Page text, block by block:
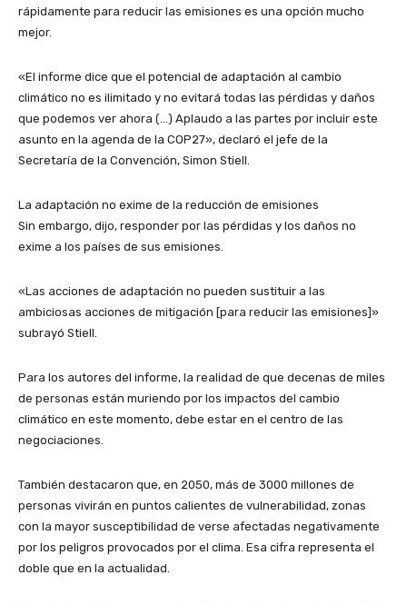
rápidamente para reducir las emisiones es una opción mucho
mejor.
«El informe dice que el potencial de adaptación al cambio
climático no es ilimitado y no evitará todas las pérdidas y daños
que podemos ver ahora (…) Aplaudo a las partes por incluir este
asunto en la agenda de la COP27», declaró el jefe de la
Secretaría de la Convención, Simon Stiell.
La adaptación no exime de la reducción de emisiones
Sin embargo, dijo, responder por las pérdidas y los daños no
exime a los países de sus emisiones.
«Las acciones de adaptación no pueden sustituir a las
ambiciosas acciones de mitigación [para reducir las emisiones]»
subrayó Stiell.
Para los autores del informe, la realidad de que decenas de miles
de personas están muriendo por los impactos del cambio
climático en este momento, debe estar en el centro de las
negociaciones.
También destacaron que, en 2050, más de 3000 millones de
personas vivirán en puntos calientes de vulnerabilidad, zonas
con la mayor susceptibilidad de verse afectadas negativamente
por los peligros provocados por el clima. Esa cifra representa el
doble que en la actualidad.